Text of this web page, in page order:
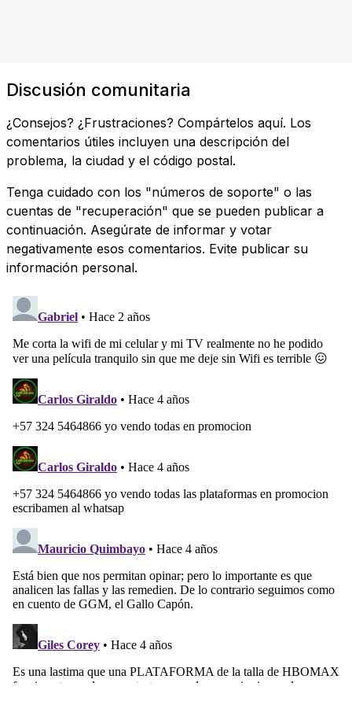
Discusión comunitaria
¿Consejos? ¿Frustraciones? Compártelos aquí. Los
comentarios útiles incluyen una descripción del
problema, la ciudad y el código postal.
Tenga cuidado con los "números de soporte" o las
cuentas de "recuperación" que se pueden publicar a
continuación. Asegúrate de informar y votar
negativamente esos comentarios. Evite publicar su
información personal.